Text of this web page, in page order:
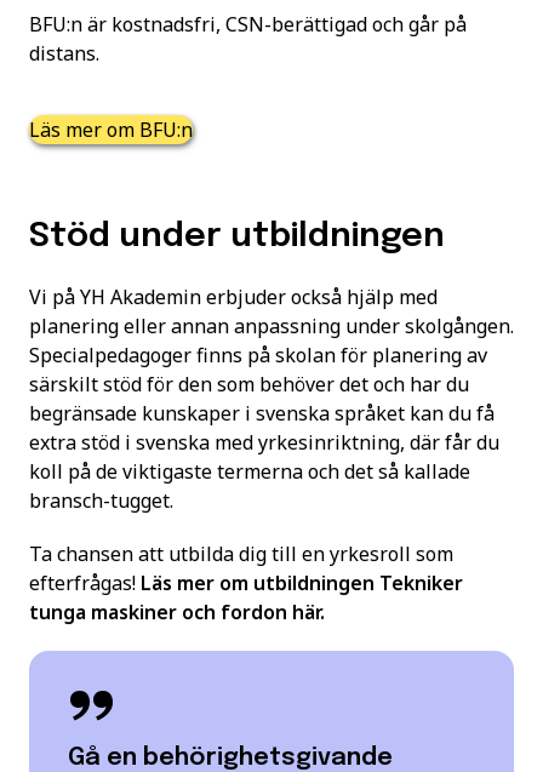
BFU:n är kostnadsfri, CSN-berättigad och går på
distans.
Läs mer om BFU:n
Stöd under utbildningen
Vi på YH Akademin erbjuder också hjälp med
planering eller annan anpassning under skolgången.
Specialpedagoger finns på skolan för planering av
särskilt stöd för den som behöver det och har du
begränsade kunskaper i svenska språket kan du få
extra stöd i svenska med yrkesinriktning, där får du
koll på de viktigaste termerna och det så kallade
bransch-tugget.
Ta chansen att utbilda dig till en yrkesroll som
efterfrågas! Läs mer om utbildningen Tekniker
tunga maskiner och fordon här.
Gå en behörighetsgivande